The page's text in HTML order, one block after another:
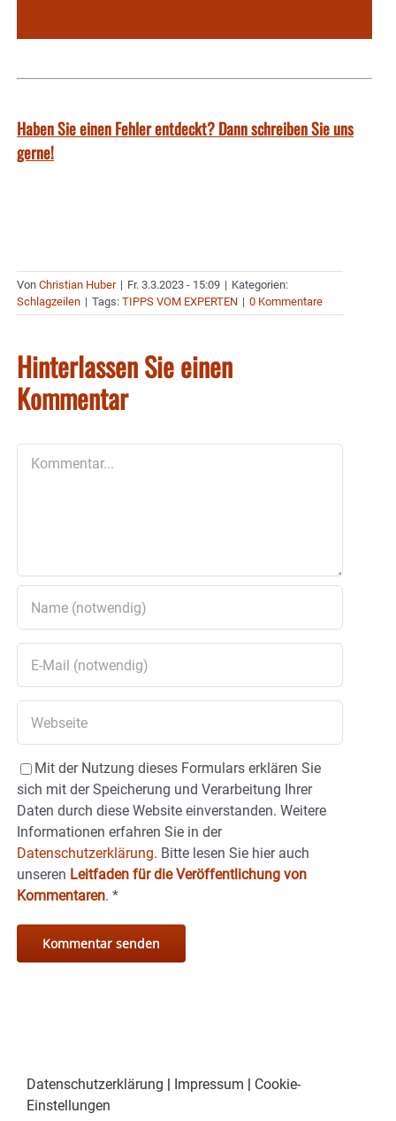
Haben Sie einen Fehler entdeckt? Dann schreiben Sie uns
gerne!
Von Christian Huber | Fr. 3.3.2023 - 15:09 | Kategorien:
Schlagzeilen | Tags: TIPPS VOM EXPERTEN | 0 Kommentare
Hinterlassen Sie einen
Kommentar
Mit der Nutzung dieses Formulars erklären Sie
sich mit der Speicherung und Verarbeitung Ihrer
Daten durch diese Website einverstanden. Weitere
Informationen erfahren Sie in der
Datenschutzerklärung. Bitte lesen Sie hier auch
unseren Leitfaden für die Veröffentlichung von
Kommentaren. *
Datenschutzerklärung Impressum
Cookie-
Einstellungen